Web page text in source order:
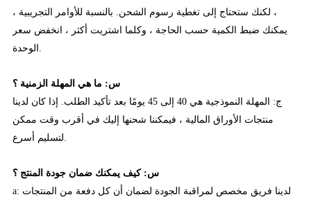
، لكنك ستحتاج إلى تغطية رسوم الشحن. بالنسبة للأوامر التجريبية ،
يمكنك ضبط الكمية حسب الحاجة ، وكلما اشتريت أكثر ، انخفض سعر
س: ما هي المهلة الزمنية ؟
ج: المهلة النموذجية هي 40 إلى 45 يومًا بعد تأكيد الطلب. إذا كان لدينا
منتجات الأوراق المالية ، فيمكننا شحنها إليك في أقرب وقت ممكن
س: كيف يمكنك ضمان جودة المنتج ؟
a: لدينا فريق مخصص لمراقبة الجودة لضمان أن كل دفعة من المنتجات